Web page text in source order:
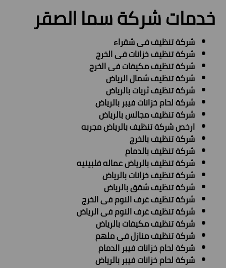
خدمات شركة سما الصقر
شركة تنظيف فى شقراء
شركة تنظيف خزانات فى الخرج
شركة تنظيف مكيفات فى الخرج
شركة تنظيف شمال الرياض
شركة تنظيف ثريات بالرياض
شركة لحام خزانات فيبر بالرياض
شركة تنظيف مجالس بالرياض
ارخص شركة تنظيف بالرياض مجربه
شركة تنظيف بالخرج
شركة تنظيف بالدمام
شركة تنظيف بالرياض عماله فلبينيه
شركة تنظيف خزانات بالرياض
شركة تنظيف شقق بالرياض
شركة تنظيف غرف النوم فى الخرج
شركة تنظيف غرف النوم فى الرياض
شركة تنظيف مكيفات بالرياض
شركة تنظيف منازل فى ملهم
شركة لحام خزانات فيبر الدمام
شركة لحام خزانات فيبر بالرياض